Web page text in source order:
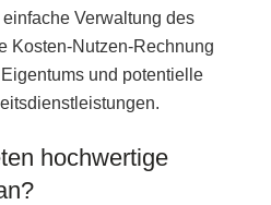
Verwaltung des
Kosten-Nutzen-Rechnung
und potentielle
hochwertige